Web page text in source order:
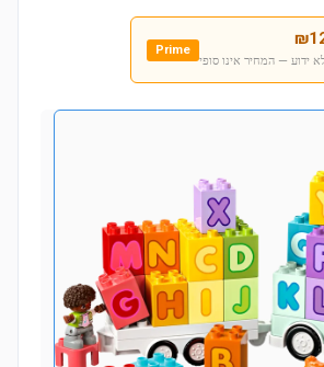
₪
ידוע — המחיר אינו סופי
Prime